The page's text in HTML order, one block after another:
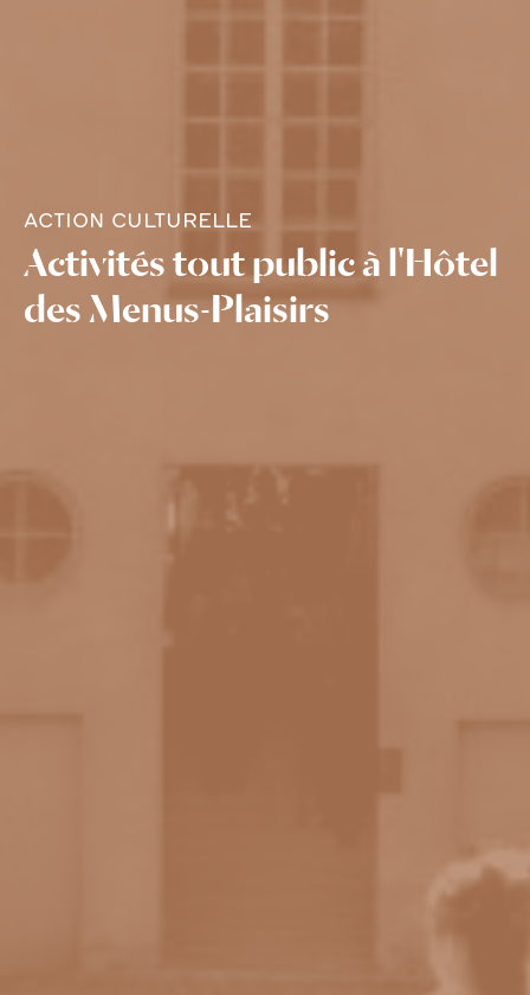
ACTION CULTURELLE
Activités tout public à l'Hôtel
des Menus-Plaisirs